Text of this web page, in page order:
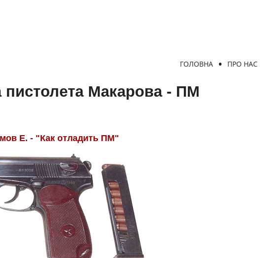
ГОЛОВНА ПРО НАС
пистолета Макарова - ПМ
Е. - "Как отладить ПМ"